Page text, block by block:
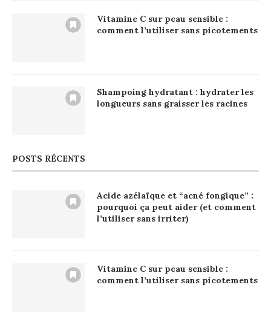
Vitamine C sur peau sensible :
comment l’utiliser sans picotements
Shampoing hydratant : hydrater les
longueurs sans graisser les racines
POSTS RÉCENTS
Acide azélaïque et “acné fongique” :
pourquoi ça peut aider (et comment
l’utiliser sans irriter)
Vitamine C sur peau sensible :
comment l’utiliser sans picotements